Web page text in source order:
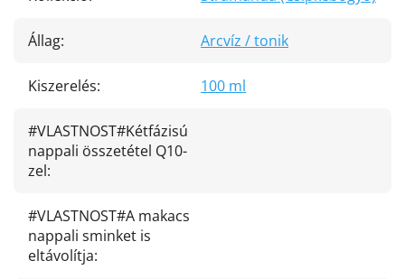
Állag: Arcvíz / tonik
Kiszerelés: 100 ml
#VLASTNOST#Kétfázisú
nappali összetétel Q10-
zel:
#VLASTNOST#A makacs
nappali sminket is
eltávolítja: